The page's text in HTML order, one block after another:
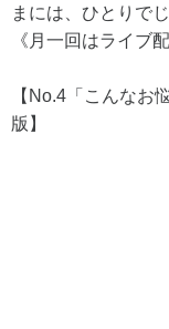
まには、ひとりでじ
《月一回はライブ
【No.4「こんなお
版】